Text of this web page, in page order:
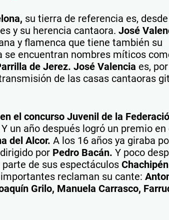
su tierra de referencia es,
y su herencia cantaora. José
y flamenca que tiene también su
se encuentran nombres míticos
de Jerez. José Valencia es,
de las casas cantaoras
el concurso Juvenil de la
Y un año después logró un premio en
del Alcor. A los 16 años ya giraba
dirigido por Pedro Bacán. Y poco
de sus espectáculos
reclaman su cante:
Grilo, Manuela Carrasco,